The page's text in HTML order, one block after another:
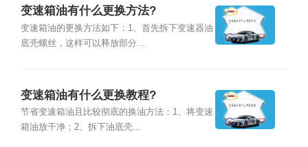
变速箱油有什么更换方法?
变速箱油的更换方法如下：1、首先拆下变速器油
底壳螺丝，这样可以释放部分...
变速箱油有什么更换教程?
节省变速箱油且比较彻底的换油方法：1、将变速
箱油放干净；2、拆下油底壳...